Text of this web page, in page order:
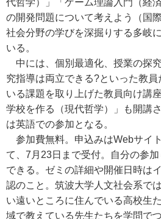
代哲学）」「ゲーム理論入門（経
の開発問題について考えよう（国
社会分野の学びを深掘りする多岐
いる。
中には、個別最適化、授業の探
究指導は両立できる?といった教
いる課題を取り上げた教員向け講
学校を作る（現代哲学）」も開講
は英語での参加となる。
参加費無料。申込みはWebサイ
て、7月23日まで受付。自分の参
できる。ゼミの詳細や開催日時は
認のこと。筑波大学人文社会系で
い遠いところに住んでいる高校生
域で教えている先生たちを学問で